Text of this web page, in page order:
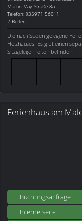
Martin-May-Straße 8a
Telefon: 035971 56011
2 Betten
Die nach Süden gelegene
Holzhauses. Es gibt einen
Sitzgelegenheiten befinden.
Ferienhaus am
Buchungsanfrage
Internetseite